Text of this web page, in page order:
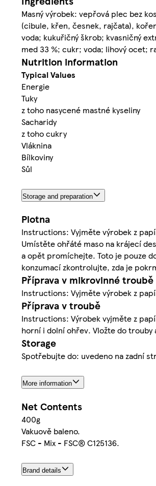
Masný výrobek: vepřová plec bez
(cibule, křen, česnek, rajčata),
voda; kukuřičný škrob; kvasničný
med 33 %; cukr; voda; lihový ocet;
Nutrition information
Typical Values
Energie
Tuky
z toho nasycené mastné kyseliny
Sacharidy
z toho cukry
Vláknina
Bílkoviny
Sůl
Storage and preparation
Plotna
Instructions: Vyjměte výrobek z
Umístěte ohřáté maso na krájecí
a opět promíchejte. Toto je pouze
konzumací zkontrolujte, zda je
Příprava v mikrovlnné troubě
Instructions: Vyjměte výrobek z
Příprava v troubě
Instructions: Výrobek vyjměte z
horní i dolní ohřev. Vložte do
Storage
Spotřebujte do: uvedeno na zadní
More information
Net Contents
400g
Vakuově baleno.
FSC - Mix - FSC® C125136.
Brand details